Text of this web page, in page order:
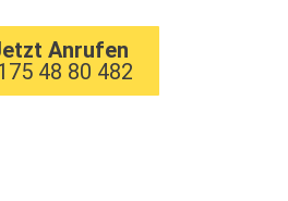
Anrufen
48 80 482